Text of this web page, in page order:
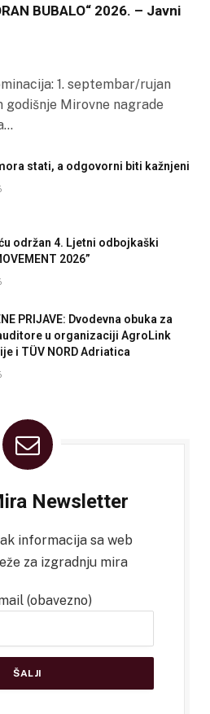
BUBALO“ 2026. – Javni
1. septembar/rujan
godišnje Mirovne nagrade
stati, a odgovorni biti kažnjeni
održan 4. Ljetni odbojkaški
2026”
PRIJAVE: Dvodevna obuka za
u organizaciji AgroLink
i TÜV NORD Adriatica
Newsletter
informacija sa web
za izgradnju mira
(obavezno)